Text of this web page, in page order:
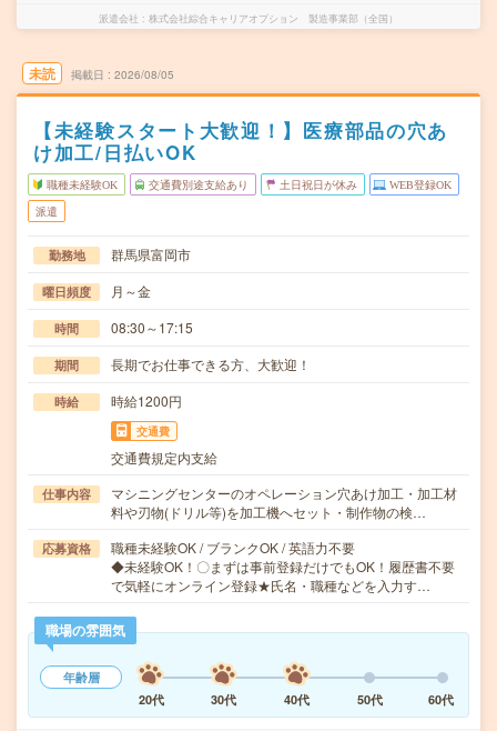
派遣会社 株式会社綜合キャリアオプション 製造事業部（全国）
未読 掲載日 2026/08/05
【未経験スタート大歓迎！】医療部品の穴あ
け加工/日払いOK
職種未経験OK 交通費別途支給あり 土日祝日が休み WEB登録OK
派遣
勤務地 群馬県富岡市
曜日頻度 月～金
時間 08:30～17:15
期間 長期でお仕事できる方、大歓迎！
時給 時給1200円
交通費
交通費規定内支給
仕事内容
マシニングセンターのオペレーション穴あけ加工・加工材
料や刃物(ドリル等)を加工機へセット・制作物の検…
応募資格
職種未経験OK / ブランクOK / 英語力不要
◆未経験OK！〇まずは事前登録だけでもOK！履歴書不要
で気軽にオンライン登録★氏名・職種などを入力す…
職場の雰囲気
年齢層
20代
30代 40代 50代 60代